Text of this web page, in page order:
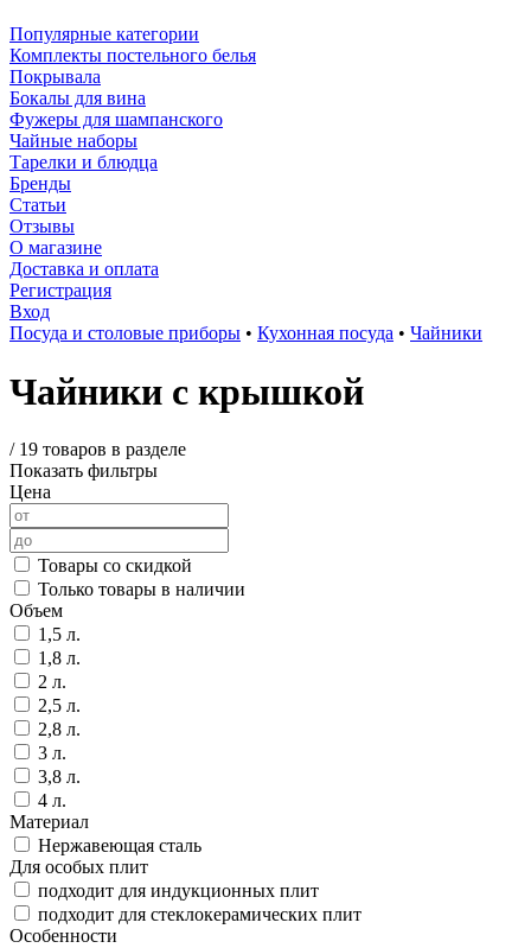
Популярные категории
Комплекты постельного белья
Покрывала
Бокалы для вина
Фужеры для шампанского
Чайные наборы
Тарелки и блюдца
Бренды
Статьи
Отзывы
О магазине
Доставка и оплата
Регистрация
Вход
Посуда и столовые приборы • Кухонная посуда • Чайники
Чайники с крышкой
/ 19 товаров в разделе
Показать фильтры
Цена
Товары со скидкой
Только товары в наличии
Объем
1,5 л.
1,8 л.
2 л.
2,5 л.
2,8 л.
3 л.
3,8 л.
4 л.
Материал
Нержавеющая сталь
Для особых плит
подходит для индукционных плит
подходит для стеклокерамических плит
Особенности